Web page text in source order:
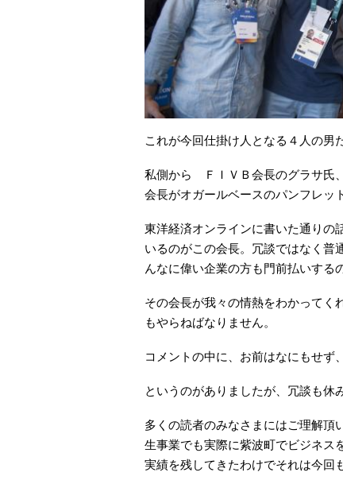
これが今回仕掛け人となる４人の男
私側から ＦＩＶＢ会長のグラサ氏
会長がオガールベースのパンフレッ
東洋経済オンラインに書いた通りの
いるのがこの会長。冗談ではなく普
んなに偉い企業の方も門前払いする
その会長が我々の情熱をわかってく
もやらねばなりません。
コメントの中に、お前はなにもせ
というのがありましたが、冗談も休
多くの読者のみなさまにはご理解頂
生事業でも実際に紫波町でビジネス
実績を残してきたわけでそれは今回